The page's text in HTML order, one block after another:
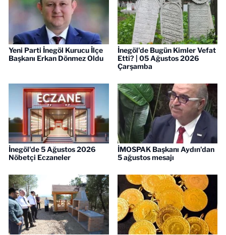
Yeni Parti İnegöl Kurucu İlçe
Başkanı Erkan Dönmez Oldu
İnegöl'de Bugün Kimler Vefat
Etti? | 05 Ağustos 2026
Çarşamba
İnegöl'de 5 Ağustos 2026
Nöbetçi Eczaneler
İMOSPAK Başkanı Aydın'dan
5 ağustos mesajı